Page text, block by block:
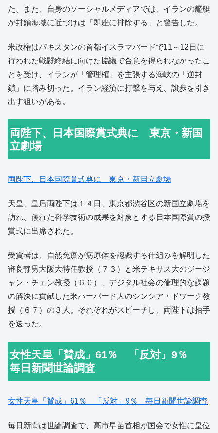
た。また、自身のソーシャルメディアでは、イランの艦艇
が封鎖海域に近づけば「即座に排除する」と警告した。
米政権はパキスタンの首都イスラマバードで11～12日に
行われた戦闘終結に向けた協議で合意を得られなかったこ
とを受け、イランが「管理権」を主張する海峡の「逆封
鎖」に踏み切った。イラン経済に打撃を与え、譲歩を引き
出す狙いがある。
両陛下、日本国際賞式典に 東京・新国
立劇場
両陛下、日本国際賞式典に 東京・新国立劇場
天皇、皇后両陛下は１４日、東京都渋谷区の新国立劇場を
訪れ、優れた科学技術の成果を対象とする日本国際賞の授
賞式に出席された。
受賞者は、自然免疫が病原体を認識する仕組みを解明した
審良静男大阪大特任教授（７３）と米テキサス大のジージ
ャン・チェン教授（６０）、デジタル社会の倫理的な課題
の解決に貢献した米ハーバード大のシンシア・ドワーク教
授（６７）の３人。それぞれがスピーチし、両陛下は拍手
を送った。
女性天皇「賛成」61％ 「反対」9％
毎日新聞世論調査
女性天皇「賛成」61％ 「反対」9％ 毎日新聞世論調査
毎日新聞は世論調査で、高市早苗首相が国会で女性に皇位